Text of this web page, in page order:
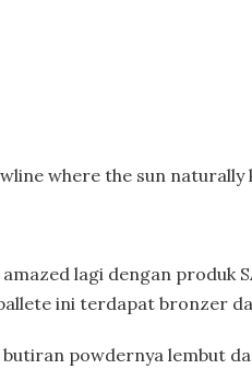
where the sun naturally
lagi dengan produk
ini terdapat bronzer
powdernya lembut